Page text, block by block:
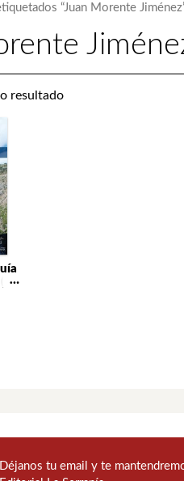
“Juan Morente
resultado
Déjanos tu email y te